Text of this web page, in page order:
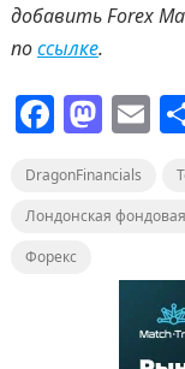
добавитьForex
поссылке.
F
a
c
e
b
M
a
st
o
d
E
m
ai
l
DragonFinancials
Лондонская
Форекс